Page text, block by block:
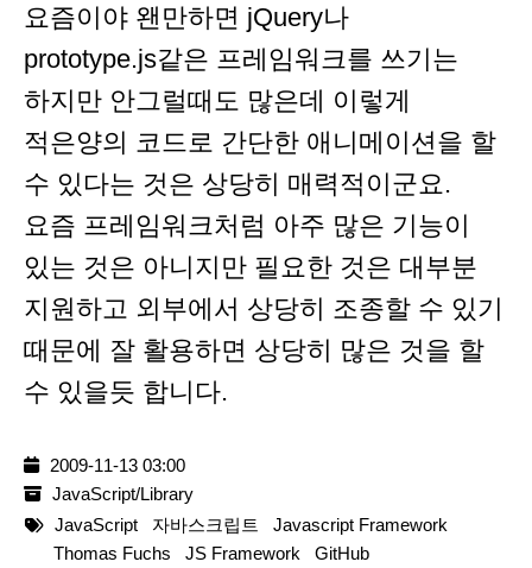
요즘이야 왠만하면 jQuery나
prototype.js같은 프레임워크를 쓰기는
하지만 안그럴때도 많은데 이렇게
적은양의 코드로 간단한 애니메이션을 할
수 있다는 것은 상당히 매력적이군요.
요즘 프레임워크처럼 아주 많은 기능이
있는 것은 아니지만 필요한 것은 대부분
지원하고 외부에서 상당히 조종할 수 있기
때문에 잘 활용하면 상당히 많은 것을 할
수 있을듯 합니다.
2009-11-13 03:00
JavaScript/Library
JavaScript
자바스크립트
Javascript Framework
Thomas Fuchs
JS Framework
GitHub